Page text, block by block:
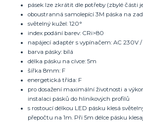
pásek lze zkrátit dle potřeby (zbylé části
oboustranná samolepící 3M páska na
světelný kužel: 120°
index podání barev: CRi>80
napájecí adaptér s vypínačem: AC 230V
barva pásky: bílá
délka pásku na cívce: 5m
šířka 8mm: F
energetická třída: F
pro dosažení maximální životnosti a
instalaci pásků do hliníkových profilů
s rostoucí délkou LED pásku klesá
přepočtu na 1m. Při 5m délce pásku